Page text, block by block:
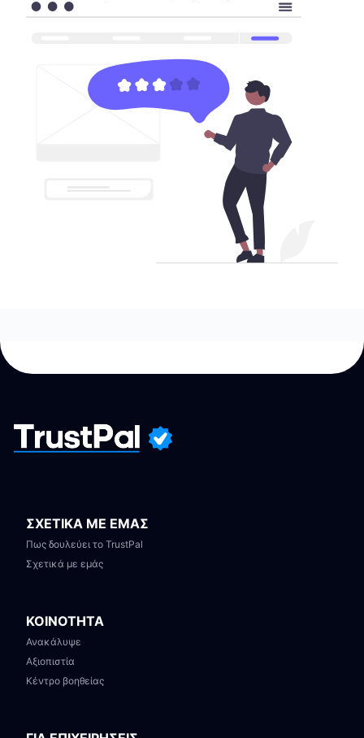
ΣΧΕΤΙΚΑ ΜΕ ΕΜΑΣ
Πως δουλεύει το TrustPal
Σχετικά με εμάς
ΚΟΙΝΟΤΗΤΑ
Ανακάλυψε
Αξιοπιστία
Κέντρο βοηθείας